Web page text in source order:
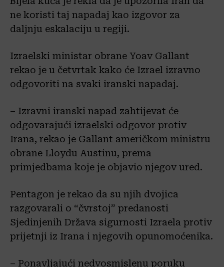
ne koristi taj napadaj kao izgovor za
daljnju eskalaciju u regiji.
Izraelski ministar obrane Yoav Gallant
rekao je u četvrtak kako će Izrael izravno
odgovoriti na svaki iranski napadaj.
– Izravni iranski napad zahtijevat će
odgovarajući izraelski odgovor protiv
Irana, rekao je Gallant američkom ministru
obrane Lloydu Austinu, prema
primjedbama koje je objavio njegov ured.
Pentagon je rekao da su njih dvojica
razgovarali o “čvrstoj” predanosti
Sjedinjenih Država sigurnosti Izraela protiv
prijetnji iz Irana i njegovih opunomoćenika.
– Ponavljajući nedvosmislenu poruku